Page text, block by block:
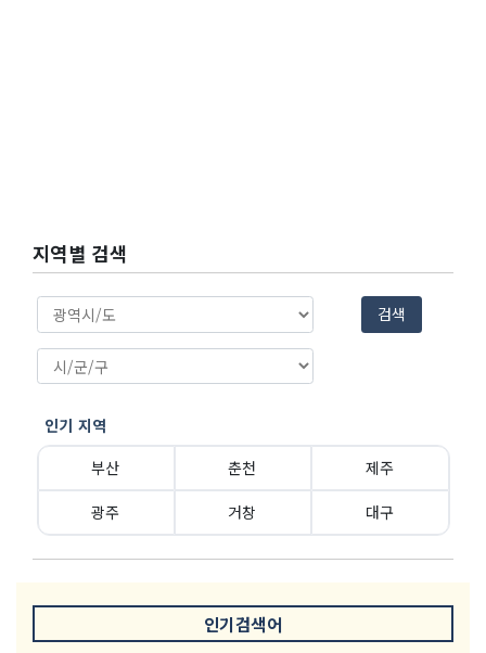
지역별 검색
검색
인기 지역
부산
춘천 제주
광주 거창 대구
인기검색어